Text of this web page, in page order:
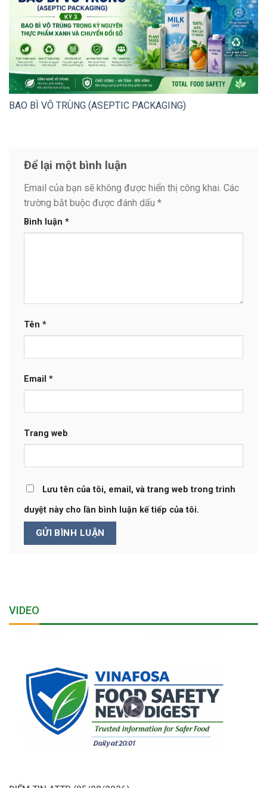
BAO BÌ VÔ TRÙNG (ASEPTIC PACKAGING)
Để lại một bình luận
Email của bạn sẽ không được hiển thị công khai. Các
trường bắt buộc được đánh dấu *
Bình luận *
Tên *
Email *
Trang web
Lưu tên của tôi, email, và trang web trong trình
duyệt này cho lần bình luận kế tiếp của tôi.
VIDEO